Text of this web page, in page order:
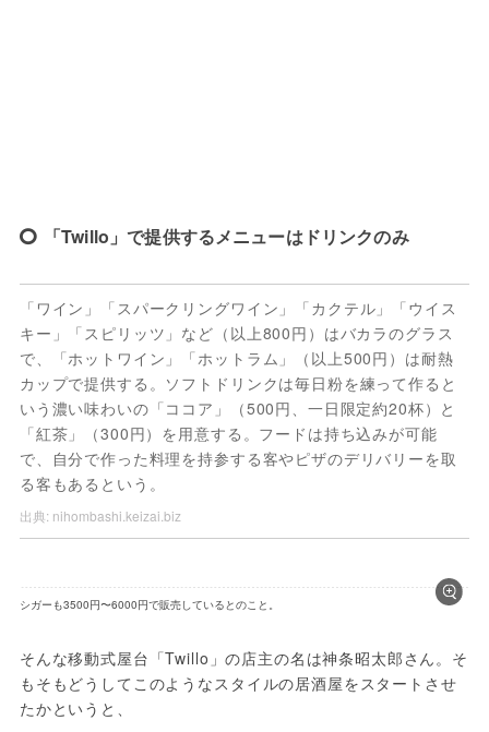
「Twillo」で提供するメニューはドリンクのみ
「ワイン」「スパークリングワイン」「カクテル」「ウイス
キー」「スピリッツ」など（以上800円）はバカラのグラス
で、「ホットワイン」「ホットラム」（以上500円）は耐熱
カップで提供する。ソフトドリンクは毎日粉を練って作ると
いう濃い味わいの「ココア」（500円、一日限定約20杯）と
「紅茶」（300円）を用意する。フードは持ち込みが可能
で、自分で作った料理を持参する客やピザのデリバリーを取
る客もあるという。
出典: nihombashi.keizai.biz
シガーも3500円〜6000円で販売しているとのこと。
そんな移動式屋台「Twillo」の店主の名は神条昭太郎さん。そ
もそもどうしてこのようなスタイルの居酒屋をスタートさせ
たかというと、